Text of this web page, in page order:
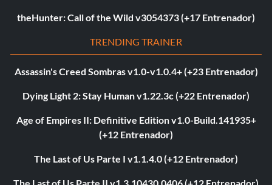
theHunter: Call of the Wild v3054373 (+17 Entrenador)
TRENDING TRAINER
Assassin's Creed Sombras v1.0-v1.0.4+ (+23 Entrenador)
Dying Light 2: Stay Human v1.22.3c (+22 Entrenador)
Age of Empires II: Definitive Edition v1.0-Build.141935+
(+12 Entrenador)
The Last of Us Parte I v1.1.4.0 (+12 Entrenador)